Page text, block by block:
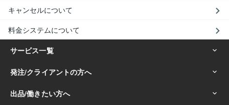
キャンセルについて
料金システムについて